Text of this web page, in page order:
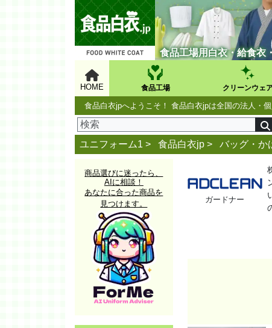
食品工場用白衣・給食衣
HOME 食品工場 クリーンウェ
食品白衣jpへようこそ！ 食品白衣jpは全国の法人・
ユニフォーム1 > 食品白衣jp > バッグ・か
商品選びに迷ったら、
AIに相談！
あなたに合った商品を
見つけます。
ガードナー